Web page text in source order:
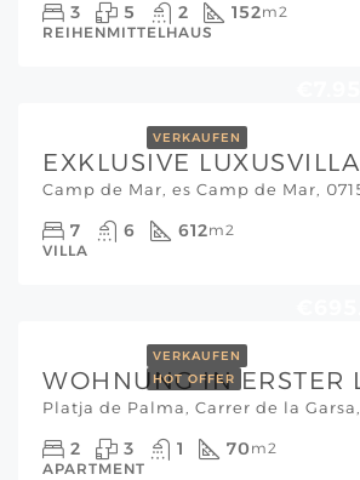
3 5 2 152m2
REIHENMITTELHAUS
VERKAUFEN
7 6 612m2
VILLA
VERKAUFEN
HOT OFFER
2 3 1 70 m2
APARTMENT